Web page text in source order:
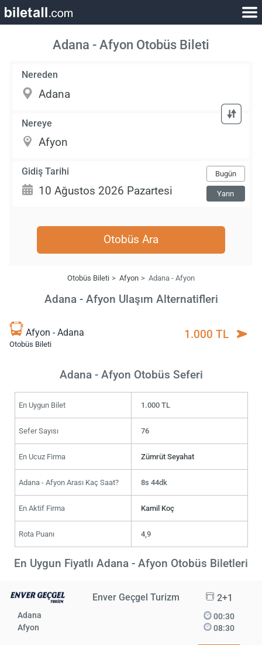
Adana - Afyon Otobüs Bileti
Nereden
Nereye
Gidiş Tarihi Bugün
Yarın
Otobüs Ara
Otobüs Bileti Afyon Adana - Afyon
Adana - Afyon Ulaşım Alternatifleri
Afyon - Adana
Otobüs Bileti
1.000 TL
Adana - Afyon Otobüs Seferi
En Uygun Bilet 1.000 TL
Sefer Sayısı 76
En Ucuz Firma Zümrüt Seyahat
Adana - Afyon Arası Kaç Saat? 8s 44dk
En Aktif Firma Kamil Koç
Rota Puanı 4,9
En Uygun Fiyatlı Adana - Afyon Otobüs Biletleri
Enver Geçgel Turizm 2+1
Adana
Afyon
00:30
08:30